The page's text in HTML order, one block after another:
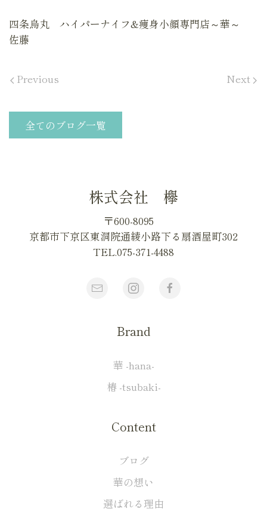
四条烏丸 ハイパーナイフ&痩身小顔専門店～華～
佐藤
Previous Next
全てのブログ一覧
株式会社 欅
〒600-8095
京都市下京区東洞院通綾小路下る扇酒屋町302
TEL.075-371-4488
Brand
華 -hana-
椿 -tsubaki-
Content
ブログ
華の想い
選ばれる理由